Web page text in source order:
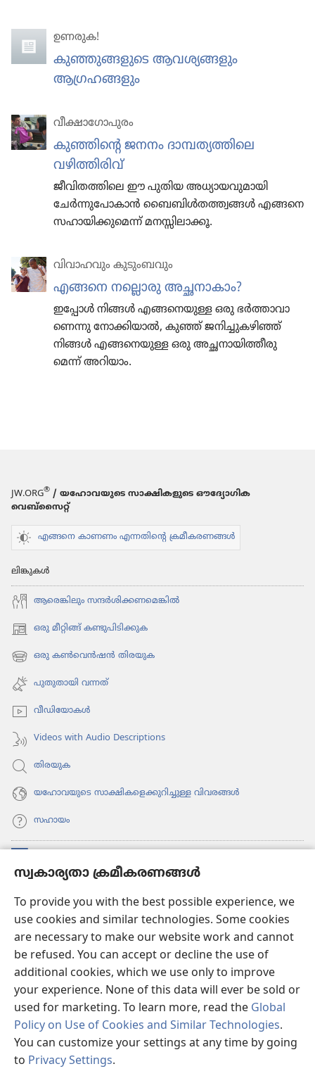
സ്വകാര്യതാ ക്രമീകരണങ്ങൾ
To provide you with the best possible experience, we
use cookies and similar technologies. Some cookies
are necessary to make our website work and cannot
be refused. You can accept or decline the use of
additional cookies, which we use only to improve
your experience. None of this data will ever be sold or
used for marketing. To learn more, read the Global
Policy on Use of Cookies and Similar Technologies.
You can customize your settings at any time by going
to Privacy Settings.
ഉണരുക!
കുഞ്ഞുങ്ങളുടെ ആവശ്യങ്ങളും
ആഗ്രഹങ്ങളും
വീക്ഷാഗോപുരം
കുഞ്ഞിന്റെ ജനനം ദാമ്പത്യത്തിലെ
വഴിത്തിരിവ്‌
ജീവിതത്തിലെ ഈ പുതിയ അധ്യായവുമായി
ചേർന്നുപോകാൻ ബൈബിൾതത്ത്വങ്ങൾ എങ്ങനെ
സഹായിക്കുമെന്ന്‌ മനസ്സിലാക്കൂ.
വിവാഹവും കുടുംബവും
എങ്ങനെ നല്ലൊരു അച്ഛനാ​കാം?
ഇപ്പോൾ നിങ്ങൾ എങ്ങനെ​യുള്ള ഒരു ഭർത്താ​വാ​
ണെന്നു നോക്കി​യാൽ, കുഞ്ഞ്‌ ജനിച്ചു​ക​ഴിഞ്ഞ്‌
നിങ്ങൾ എങ്ങനെ​യുള്ള ഒരു അച്ഛനാ​യി​ത്തീ​രു​
മെന്ന്‌ അറിയാം.
JW.ORG® / യഹോവയുടെ സാക്ഷികളുടെ ഔദ്യോഗിക
വെബ്സൈറ്റ്
എങ്ങനെ കാണണം എന്നതിന്റെ ക്രമീകരണങ്ങൾ
ലിങ്കുകൾ
ആരെങ്കി​ലും സന്ദർശി​ക്ക​ണ​മെ​ങ്കിൽ
ഒരു മീറ്റിങ്ങ് കണ്ടുപിടിക്കുക
(പുതിയ
പേജ്
തുറക്കുക)
ഒരു കൺവെൻഷൻ തിരയുക
(പുതിയ
പേജ്
തുറക്കുക)
പുതുതായി വന്നത്‌
വീഡി​യോ​കൾ
Videos with Audio Descriptions
തിരയുക
യഹോവയുടെ സാക്ഷികളെക്കുറിച്ചുള്ള വിവരങ്ങൾ
സഹായം
പേജ്
വാച്ച്ടവര്‍ ഓണ്‍ലൈന്‍ ലൈബ്രറി
(പുതിയ
പേജ്
തുറക്കുക)JW ഹബ്ബ്
(പുതിയ
പേജ്
തുറക്കുക)JW ലൈ​ബ്ര​റി
വാച്ച്‌ടവർ ലൈ​ബ്രറി